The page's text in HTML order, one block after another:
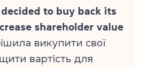
to buy back its
shareholder value
викупити свої
вартість для